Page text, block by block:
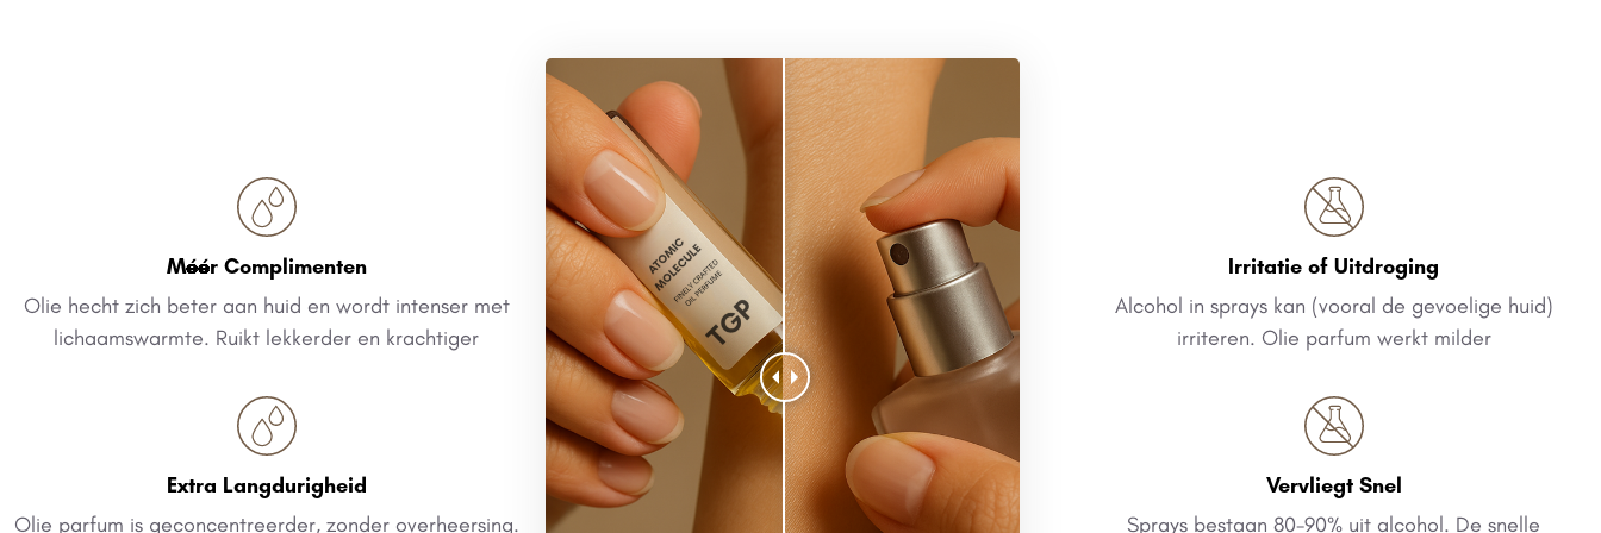
Méér Complimenten
Olie hecht zich beter aan huid en wordt intenser met
lichaamswarmte. Ruikt lekkerder en krachtiger
Extra Langdurigheid
Olie parfum is geconcentreerder, zonder overheersing.
Irritatie of Uitdroging
Alcohol in sprays kan (vooral de gevoelige huid)
irriteren. Olie parfum werkt milder
Vervliegt Snel
Sprays bestaan 80-90% uit alcohol. De snelle